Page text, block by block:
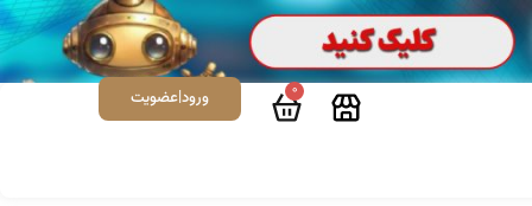
0 ورود|عضویت